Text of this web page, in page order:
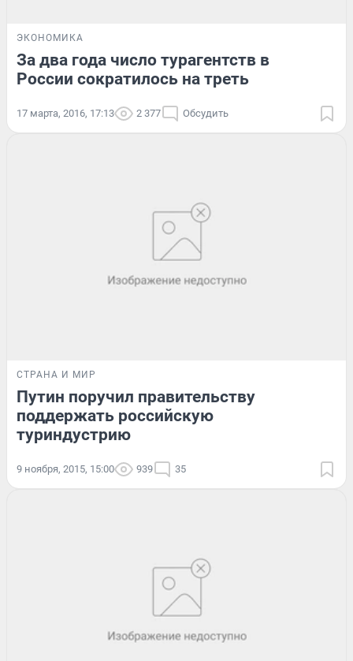
ЭКОНОМИКА
За два года число турагентств в
России сократилось на треть
17 марта, 2016, 17:13 2 377 Обсудить
СТРАНА И МИР
Путин поручил правительству
поддержать российскую
туриндустрию
9 ноября, 2015, 15:00 939 35